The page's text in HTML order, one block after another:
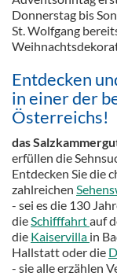
Donnerstag bis
St. Wolfgang
Entdecken
in einer der
Österreichs!
das
erfüllen die
Entdecken Sie die
zahlreichen
- sei es die 130
dieSchifffahrtauf
die Kaiservilla in
Hallstatt oder die
- sie alle erzählen